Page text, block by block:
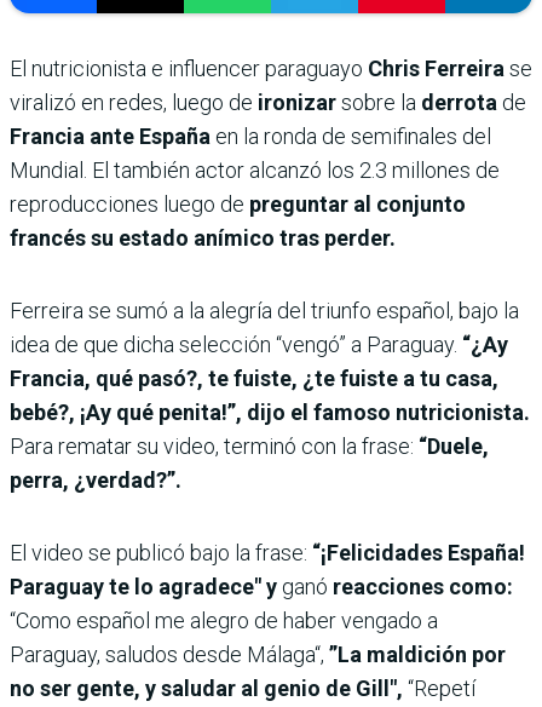
El nutricionista e influencer paraguayo Chris Ferreira se
viralizó en redes, luego de ironizarsobre la derrota de
Francia ante España en la ronda de semifinales del
Mundial. El también actor alcanzó los 2.3 millones de
reproducciones luego de preguntar al conjunto
francés su estado anímico tras perder.
Ferreira se sumó a la alegría del triunfo español, bajo la
idea de que dicha selección “vengó” a Paraguay. “¿Ay
Francia, qué pasó?, te fuiste, ¿te fuiste a tu casa,
bebé?, ¡Ay qué penita!”, dijo el famoso nutricionista.
Para rematar su video, terminó con la frase: “Duele,
perra, ¿verdad?”.
El video se publicó bajo la frase: “¡Felicidades España!
Paraguay te lo agradece" y ganó reacciones como:
“Como español me alegro de haber vengado a
Paraguay, saludos desde Málaga“, ”La maldición por
no ser gente, y saludar al genio de Gill", “Repetí